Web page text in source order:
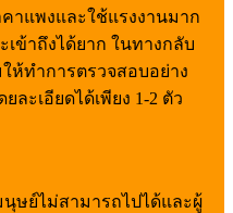
าแพงและใช้แรงงานมาก
ข้าถึงได้ยาก ในทางกลับ
ห้ทำการตรวจสอบอย่าง
ะเอียดได้เพียง 1-2 ตัว
ษย์ไม่สามารถไปได้และผู้